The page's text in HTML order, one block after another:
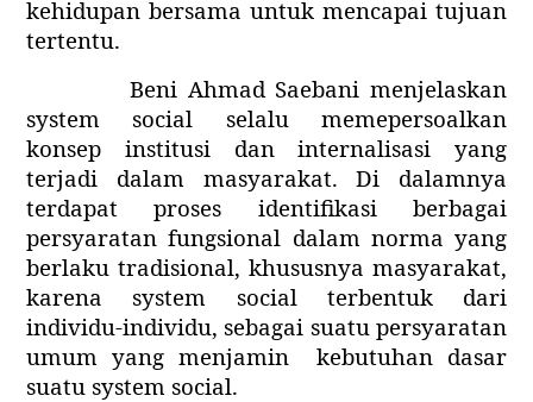
kehidupan bersama untuk mencapai tujuan
tertentu.
Beni Ahmad Saebani menjelaskan
system social selalu memepersoalkan
konsep institusi dan internalisasi yang
terjadi dalam masyarakat. Di dalamnya
terdapat proses identifikasi berbagai
persyaratan fungsional dalam norma yang
berlaku tradisional, khususnya masyarakat,
karena system social terbentuk dari
individu-individu, sebagai suatu persyaratan
umum yang menjamin
kebutuhan dasar
suatu system social.